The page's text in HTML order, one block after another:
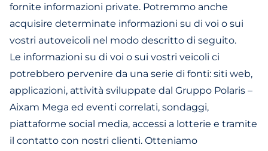
fornite informazioni private. Potremmo anche
acquisire determinate informazioni su di voi o sui
vostri autoveicoli nel modo descritto di seguito.
Le informazioni su di voi o sui vostri veicoli ci
potrebbero pervenire da una serie di fonti: siti web,
applicazioni, attività sviluppate dal Gruppo Polaris –
Aixam Mega ed eventi correlati, sondaggi,
piattaforme social media, accessi a lotterie e tramite
il contatto con nostri clienti. Otteniamo